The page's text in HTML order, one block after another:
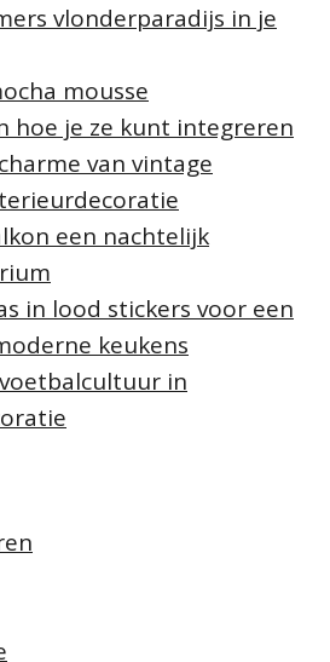
vlonderparadijs in je
mousse
hoe je ze kunt integreren
van vintage
een nachtelijk
in lood stickers voor een
keukens
in